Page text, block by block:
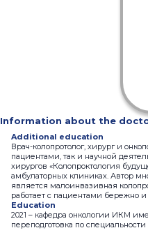
Information about the
Additional education
Врач-колопротолог, хирург и
пациентами, так и научной
хирургов «Колопроктология
амбулаторных клиниках. Автор
является малоинвазивная
работает с пациентами бережно
Education
2021 – кафедра онкологии ИКМ
переподготовка по специальности